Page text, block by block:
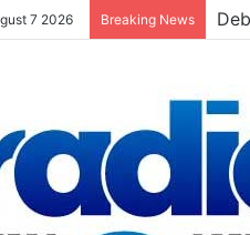
7 2026 Breaking News